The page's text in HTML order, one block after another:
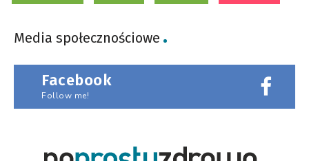
Media społecznościowe
Facebook
Follow me!